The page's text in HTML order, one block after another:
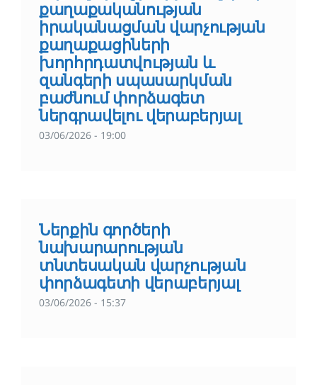
քաղաքականության
իրականացման վարչության
քաղաքացիների
խորհրդատվության և
զանգերի սպասարկման
բաժնում փորձագետ
ներգրավելու վերաբերյալ
03/06/2026 - 19:00
Ներքին գործերի
նախարարության
տնտեսական վարչության
փորձագետի վերաբերյալ
03/06/2026 - 15:37